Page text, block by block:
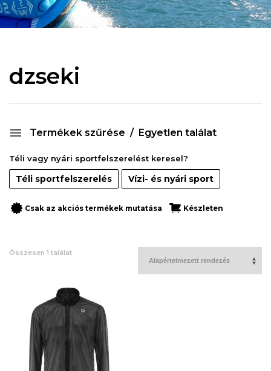
dzseki
Termékek szűrése Egyetlen találat
Téli vagy nyári sportfelszerelést keresel?
Téli sportfelszerelés Vízi- és nyári sport
Csak az akciós termékek mutatása Készleten
Összesen 1 találat